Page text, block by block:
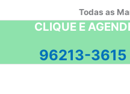
Todas as
CLIQUE E
96213-3615